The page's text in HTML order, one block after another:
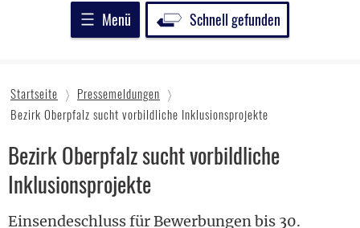
Menü Schnell gefunden
Startseite
Pressemeldungen
Bezirk Oberpfalz sucht vorbildliche Inklusionsprojekte
Bezirk Oberpfalz sucht vorbildliche
Inklusionsprojekte
Einsendeschluss für Bewerbungen bis 30.